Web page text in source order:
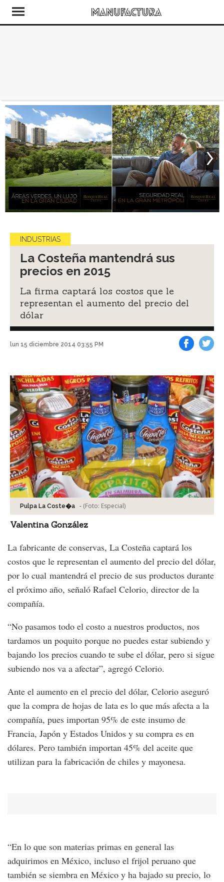
INDUSTRIAS
La Costeña mantendrá sus
precios en 2015
La firma captará los costos que le
representan el aumento del precio del
dólar
lun 15 diciembre 2014 03:55 PM
Pulpa La Coste�a - (Foto: Especial)
Valentina González
La fabricante de conservas, La Costeña captará los
costos que le representan el aumento del precio del dólar,
por lo cual mantendrá el precio de sus productos durante
el próximo año, señaló Rafael Celorio, director de la
compañía.
“No pasamos todo el costo a nuestros productos, nos
tardamos un poquito porque no puedes estar subiendo y
bajando los precios cuando te sube el dólar, pero si sigue
subiendo nos va a afectar”, agregó Celorio.
Ante el aumento en el precio del dólar, Celorio aseguró
que la compra de hojas de lata es lo que más afecta a la
compañía, pues importan 95% de este insumo de
Francia, Japón y Estados Unidos y su compra es en
dólares. Pero también importan 45% del aceite que
utilizan para la fabricación de chiles y mayonesa.
“En lo que son materias primas en general las
adquirimos en México, incluso el frijol peruano que
también se siembra en México y ha bajado su precio, lo